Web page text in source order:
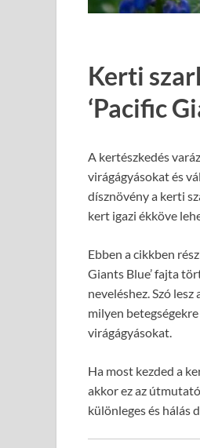
Kerti
‘Pacific
A kertészkedés
virágágyásokat és
dísznövény a kerti
kert igazi ékköve
Ebben a cikkben
Giants Blue’ fajta
neveléshez. Szó
milyen
virágágyásokat.
Ha most kezded a
akkor ez az
különleges és hálás